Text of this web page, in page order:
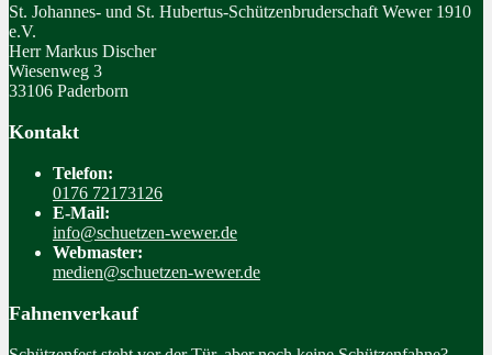
St. Johannes- und St. Hubertus-Schützenbruderschaft Wewer 1910
e.V.
Herr Markus Discher
Wiesenweg 3
33106 Paderborn
Kontakt
Telefon:
0176 72173126
E-Mail:
info@schuetzen-wewer.de
Webmaster:
medien@schuetzen-wewer.de
Fahnenverkauf